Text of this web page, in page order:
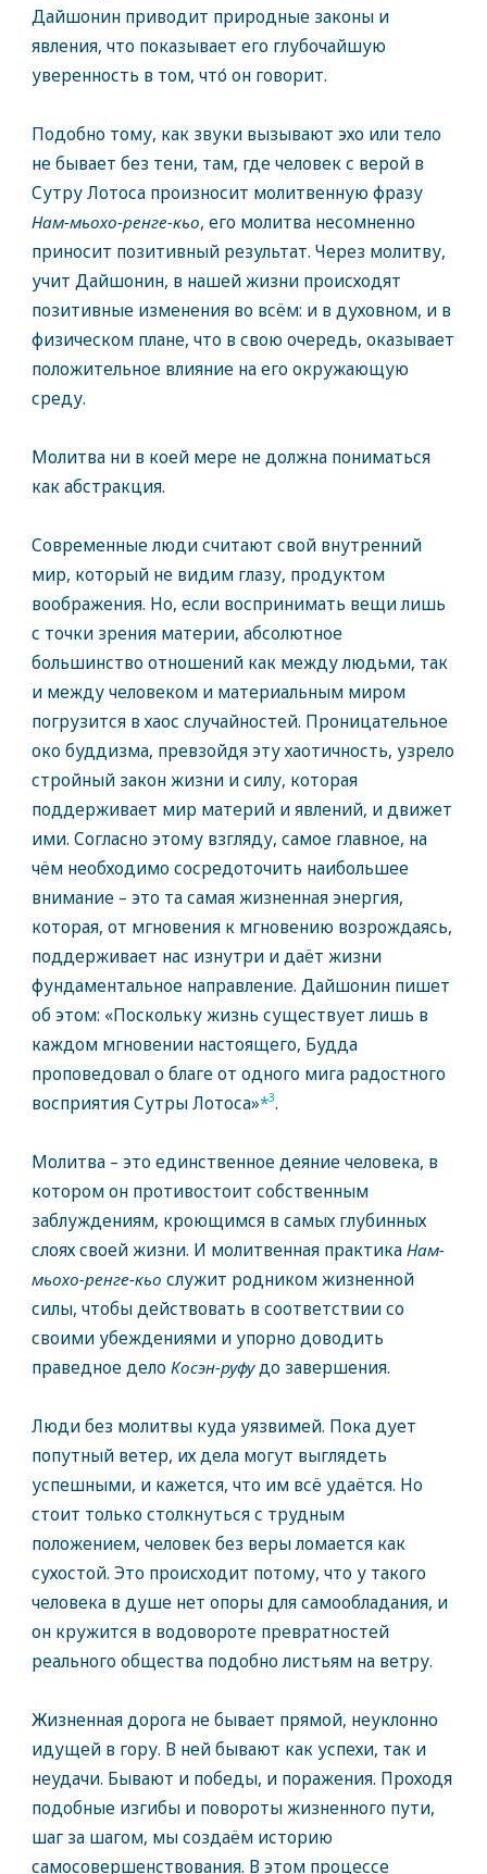
Дайшонин приводит природные законы и
явления, что показывает его глубочайшую
уверенность в том, что́ он говорит.
Подобно тому, как звуки вызывают эхо или тело
не бывает без тени, там, где человек с верой в
Сутру Лотоса произносит молитвенную фразу
Нам-мьохо-ренге-кьо, его молитва несомненно
приносит позитивный результат. Через молитву,
учит Дайшонин, в нашей жизни происходят
позитивные изменения во всём: и в духовном, и в
физическом плане, что в свою очередь, оказывает
положительное влияние на его окружающую
среду.
Молитва ни в коей мере не должна пониматься
как абстракция.
Современные люди считают свой внутренний
мир, который не видим глазу, продуктом
воображения. Но, если воспринимать вещи лишь
с точки зрения материи, абсолютное
большинство отношений как между людьми, так
и между человеком и материальным миром
погрузится в хаос случайностей. Проницательное
око буддизма, превзойдя эту хаотичность, узрело
стройный закон жизни и силу, которая
поддерживает мир материй и явлений, и движет
ими. Согласно этому взгляду, самое главное, на
чём необходимо сосредоточить наибольшее
внимание – это та самая жизненная энергия,
которая, от мгновения к мгновению возрождаясь,
поддерживает нас изнутри и даёт жизни
фундаментальное направление. Дайшонин пишет
об этом: «Поскольку жизнь существует лишь в
каждом мгновении настоящего, Будда
проповедовал о благе от одного мига радостного
восприятия Сутры Лотоса»*3.
Молитва – это единственное деяние человека, в
котором он противостоит собственным
заблуждениям, кроющимся в самых глубинных
слоях своей жизни. И молитвенная практикаНам-
мьохо-ренге-кьо служит родником жизненной
силы, чтобы действовать в соответствии со
своими убеждениями и упорно доводить
праведное дело Косэн-руфудо завершения.
Люди без молитвы куда уязвимей. Пока дует
попутный ветер, их дела могут выглядеть
успешными, и кажется, что им всё удаётся. Но
стоит только столкнуться с трудным
положением, человек без веры ломается как
сухостой. Это происходит потому, что у такого
человека в душе нет опоры для самообладания, и
он кружится в водовороте превратностей
реального общества подобно листьям на ветру.
Жизненная дорога не бывает прямой, неуклонно
идущей в гору. В ней бывают как успехи, так и
неудачи. Бывают и победы, и поражения. Проходя
подобные изгибы и повороты жизненного пути,
шаг за шагом, мы создаём историю
самосовершенствования. В этом процессе